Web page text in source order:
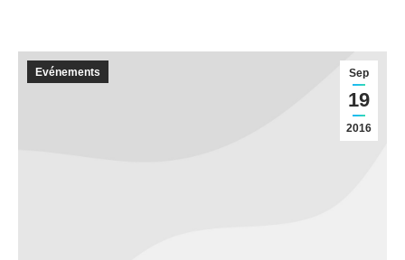
Sep
19
2016
Evénements